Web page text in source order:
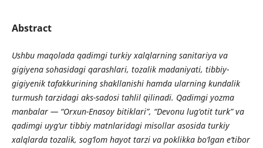
Abstract
Ushbu maqolada qadimgi turkiy xalqlarning sanitariya va
gigiyena sohasidagi qarashlari, tozalik madaniyati, tibbiy-
gigiyenik tafakkurining shakllanishi hamda ularning kundalik
turmush tarzidagi aks-sadosi tahlil qilinadi. Qadimgi yozma
manbalar — “Orxun-Enasoy bitiklari”, “Devonu lug‘otit turk” va
qadimgi uyg‘ur tibbiy matnlaridagi misollar asosida turkiy
xalqlarda tozalik, sog‘lom hayot tarzi va poklikka bo‘lgan e’tibor